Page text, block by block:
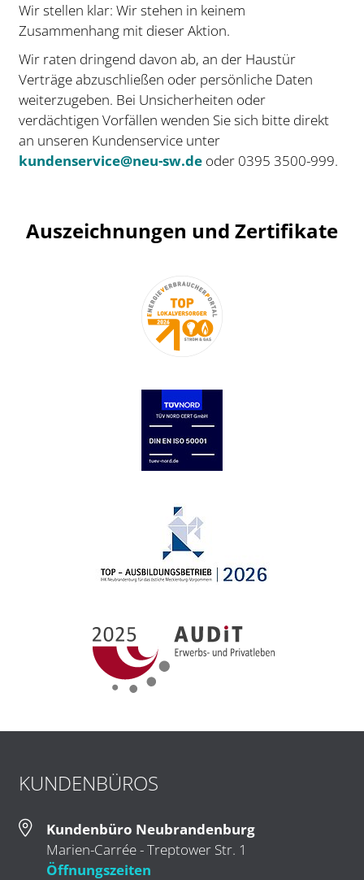
Wir stellen klar: Wir stehen in keinem
Zusammenhang mit dieser Aktion.
Wir raten dringend davon ab, an der Haustür
Verträge abzuschließen oder persönliche Daten
weiterzugeben. Bei Unsicherheiten oder
verdächtigen Vorfällen wenden Sie sich bitte direkt
an unseren Kundenservice unter
kundenservice@neu-sw.deoder 0395 3500-999.
Auszeichnungen und Zertifikate
KUNDENBÜROS
Kundenbüro Neubrandenburg
Marien-Carrée - Treptower Str. 1
Öffnungszeiten